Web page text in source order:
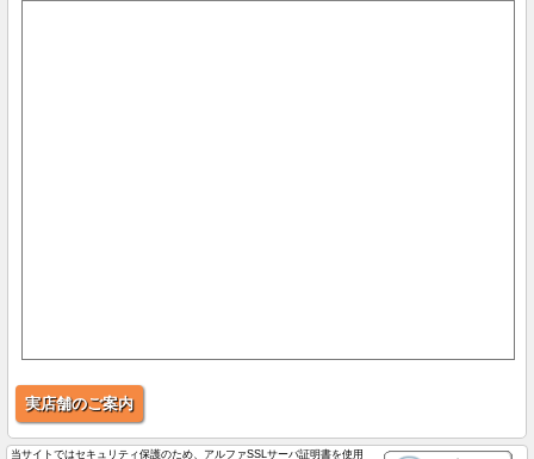
実店舗のご案内
当サイトではセキュリティ保護のため、アルファSSLサーバ証明書を使用